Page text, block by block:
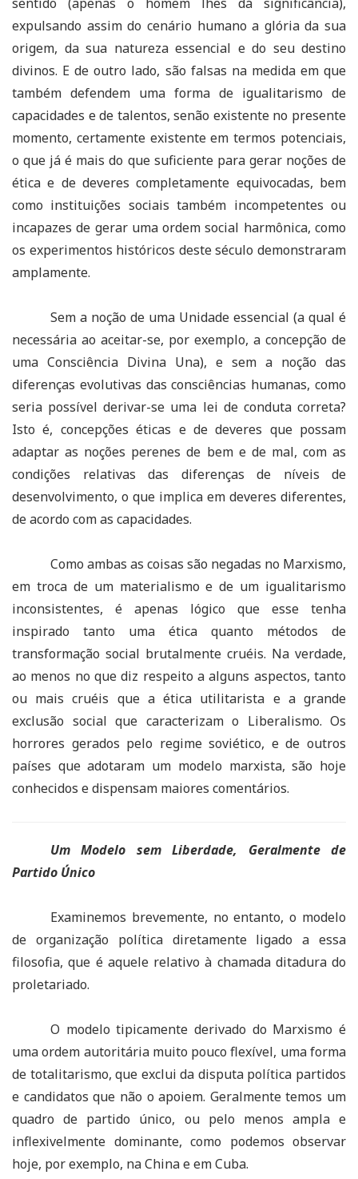
expulsando assim do cenário humano a glória da sua
origem, da sua natureza essencial e do seu destino
divinos. E de outro lado, são falsas na medida em que
também defendem uma forma de igualitarismo de
capacidades e de talentos, senão existente no presente
momento, certamente existente em termos potenciais,
o que já é mais do que suficiente para gerar noções de
ética e de deveres completamente equivocadas, bem
como instituições sociais também incompetentes ou
incapazes de gerar uma ordem social harmônica, como
os experimentos históricos deste século demonstraram
amplamente.
Sem a noção de uma Unidade essencial (a qual é
necessária ao aceitar-se, por exemplo, a concepção de
uma Consciência Divina Una), e sem a noção das
diferenças evolutivas das consciências humanas, como
seria possível derivar-se uma lei de conduta correta?
Isto é, concepções éticas e de deveres que possam
adaptar as noções perenes de bem e de mal, com as
condições relativas das diferenças de níveis de
desenvolvimento, o que implica em deveres diferentes,
de acordo com as capacidades.
Como ambas as coisas são negadas no Marxismo,
em troca de um materialismo e de um igualitarismo
inconsistentes, é apenas lógico que esse tenha
inspirado tanto uma ética quanto métodos de
transformação social brutalmente cruéis. Na verdade,
ao menos no que diz respeito a alguns aspectos, tanto
ou mais cruéis que a ética utilitarista e a grande
exclusão social que caracterizam o Liberalismo. Os
horrores gerados pelo regime soviético, e de outros
países que adotaram um modelo marxista, são hoje
conhecidos e dispensam maiores comentários.
Um Modelo sem Liberdade, Geralmente de
Partido Único
Examinemos brevemente, no entanto, o modelo
de organização política diretamente ligado a essa
filosofia, que é aquele relativo à chamada ditadura do
proletariado.
O modelo tipicamente derivado do Marxismo é
uma ordem autoritária muito pouco flexível, uma forma
de totalitarismo, que exclui da disputa política partidos
e candidatos que não o apoiem. Geralmente temos um
quadro de partido único, ou pelo menos ampla e
inflexivelmente dominante, como podemos observar
hoje, por exemplo, na China e em Cuba.